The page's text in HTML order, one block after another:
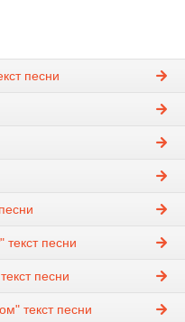
песни
песни
песни
текст песни